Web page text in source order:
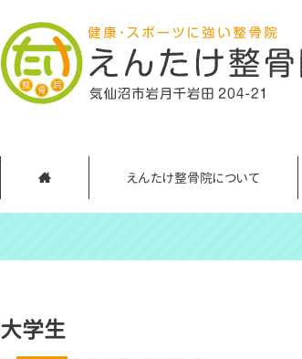
えんたけ整骨院について
大学生